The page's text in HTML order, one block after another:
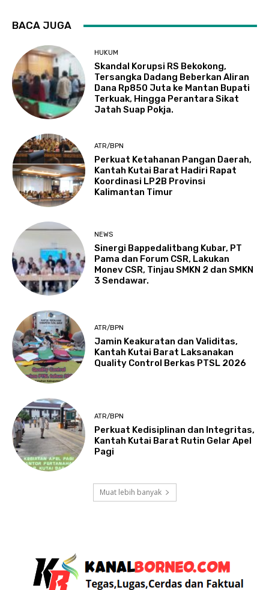
BACA JUGA
HUKUM
Skandal Korupsi RS Bekokong,
Tersangka Dadang Beberkan Aliran
Dana Rp850 Juta ke Mantan Bupati
Terkuak, Hingga Perantara Sikat
Jatah Suap Pokja.
ATR/BPN
Perkuat Ketahanan Pangan Daerah,
Kantah Kutai Barat Hadiri Rapat
Koordinasi LP2B Provinsi
Kalimantan Timur
NEWS
Sinergi Bappedalitbang Kubar, PT
Pama dan Forum CSR, Lakukan
Monev CSR, Tinjau SMKN 2 dan SMKN
3 Sendawar.
ATR/BPN
Jamin Keakuratan dan Validitas,
Kantah Kutai Barat Laksanakan
Quality Control Berkas PTSL 2026
ATR/BPN
Perkuat Kedisiplinan dan Integritas,
Kantah Kutai Barat Rutin Gelar Apel
Pagi
Muat lebih banyak